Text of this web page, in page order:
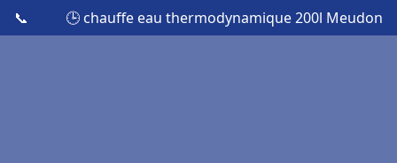
📞 🕒 chauffe eau thermodynamique 200l Meudon